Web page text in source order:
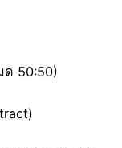
ด 50:50)